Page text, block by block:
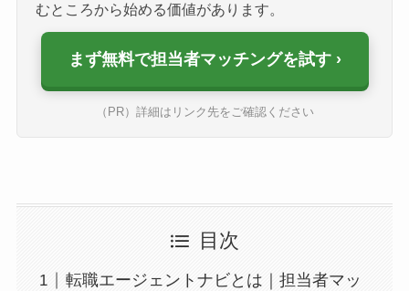
むところから始める価値があります。
まず無料で担当者マッチングを試す
（PR）詳細はリンク先をご確認ください
目次
転職エージェントナビとは｜担当者マッ